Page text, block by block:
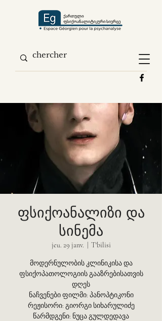
ფსიქოანალიზი და
სინემა
jeu. 29 janv. T'bilisi
მოდერნულობის კლინიკისა და
ფსიქოპათოლოგიის გააზრებისათვის
დღეს
ნაჩვენები ფილმი: პანოპტიკონი
რეჟისორი: გიორგი სიხარულიძე
წარმდგენი: ნუცა გულდედავა